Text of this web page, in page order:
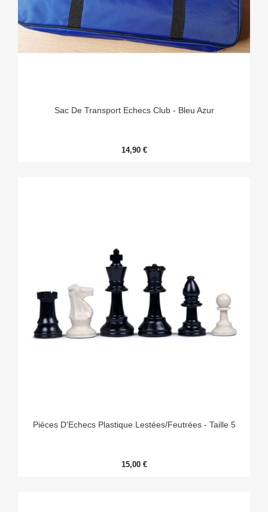
Sac De Transport Echecs Club - Bleu Azur
14,90 €
Pièces D'Echecs Plastique Lestées/Feutrées - Taille 5
15,00 €